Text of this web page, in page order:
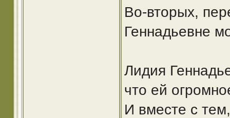
Во-вторых,
Геннадьевне
Лидия
что ей
И вместе с